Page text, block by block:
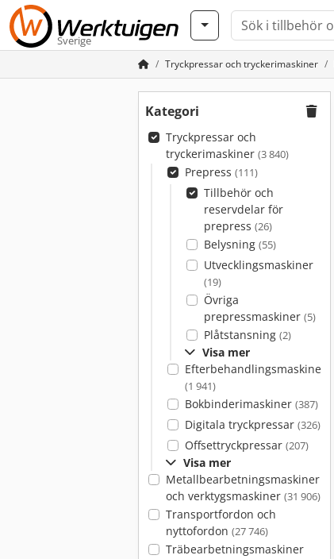
Sverige
Tryckpressar och tryckerimaskiner
Kategori
Tryckpressar och
tryckerimaskiner (3 840)
Prepress (111)
Tillbehör och
reservdelar för
prepress (26)
Belysning (55)
Utvecklingsmaskiner
(19)
Övriga
prepressmaskiner (5)
Plåtstansning (2)
Visa mer
Efterbehandlingsmaskiner
(1 941)
Bokbinderimaskiner (387)
Digitala tryckpressar (326)
Offsettryckpressar (207)
Visa mer
Metallbearbetningsmaskiner
och verktygsmaskiner (31 906)
Transportfordon och
nyttofordon (27 746)
Träbearbetningsmaskiner